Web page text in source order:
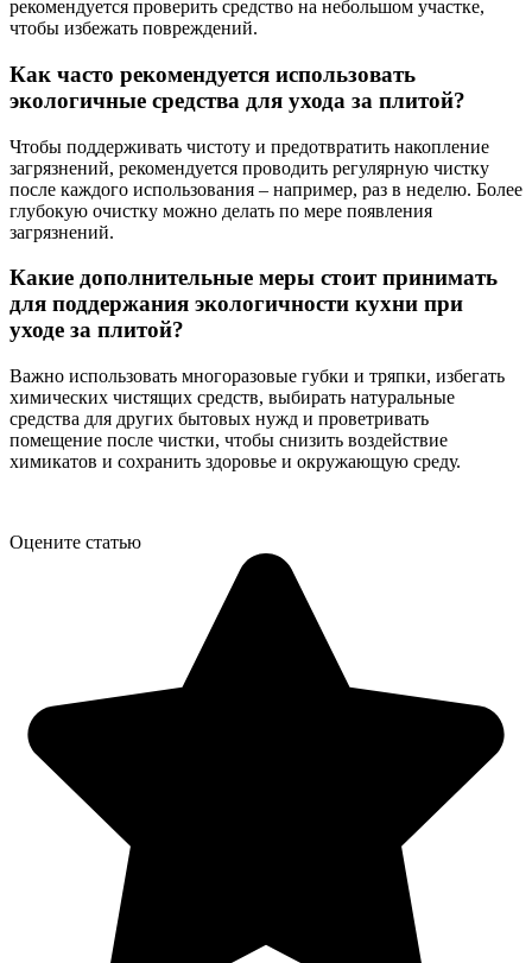
рекомендуется проверить средство на небольшом участке,
чтобы избежать повреждений.
Как часто рекомендуется использовать
экологичные средства для ухода за плитой?
Чтобы поддерживать чистоту и предотвратить накопление
загрязнений, рекомендуется проводить регулярную чистку
после каждого использования – например, раз в неделю. Более
глубокую очистку можно делать по мере появления
загрязнений.
Какие дополнительные меры стоит принимать
для поддержания экологичности кухни при
уходе за плитой?
Важно использовать многоразовые губки и тряпки, избегать
химических чистящих средств, выбирать натуральные
средства для других бытовых нужд и проветривать
помещение после чистки, чтобы снизить воздействие
химикатов и сохранить здоровье и окружающую среду.
Оцените статью